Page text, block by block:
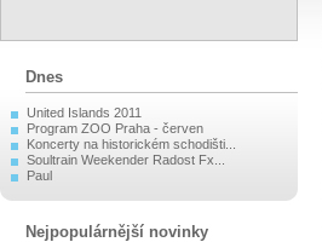
Dnes
United Islands 2011
Program ZOO Praha - červen
Koncerty na historickém schodišti...
Soultrain Weekender Radost Fx...
Paul
Nejpopulárnější novinky